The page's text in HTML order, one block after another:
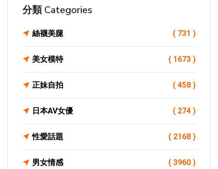
分類 Categories
絲襪美腿 ( 731 )
美女模特 ( 1673 )
正妹自拍 ( 458 )
日本AV女優 ( 274 )
性愛話題 ( 2168 )
男女情感 ( 3960 )